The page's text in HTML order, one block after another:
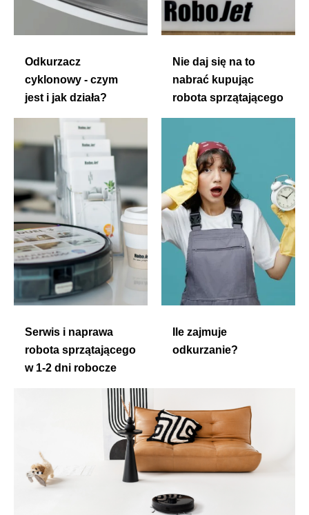
Odkurzacz
cyklonowy - czym
jest i jak działa?
Nie daj się na to
nabrać kupując
robota sprzątającego
Serwis i naprawa
robota sprzątającego
w 1-2 dni robocze
Ile zajmuje
odkurzanie?